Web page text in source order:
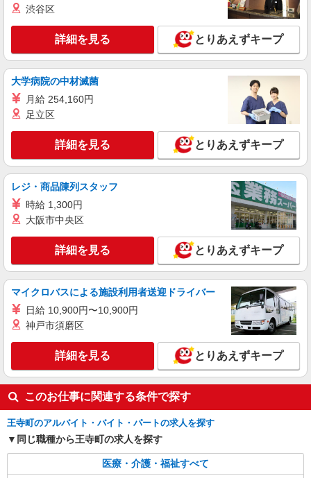
渋谷区
詳細を見る とりあえずキープ
大学病院の中材滅菌
月給 254,160円
足立区
詳細を見る とりあえずキープ
レジ・商品陳列スタッフ
時給 1,300円
大阪市中央区
詳細を見る とりあえずキープ
マイクロバスによる施設利用者送迎ドライバー
日給 10,900円〜10,900円
神戸市須磨区
詳細を見る とりあえずキープ
このお仕事に関連する条件で探す
王寺町のアルバイト・バイト・パートの求人を探す
同じ職種から王寺町の求人を探す
医療・介護・福祉すべて